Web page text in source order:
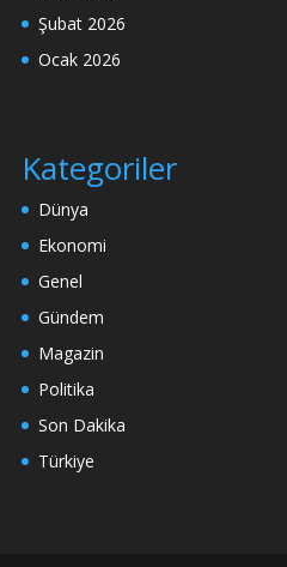
Şubat 2026
Ocak 2026
Kategoriler
Dünya
Ekonomi
Genel
Gündem
Magazin
Politika
Son Dakika
Türkiye